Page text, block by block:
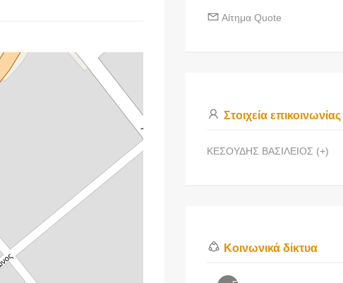
Αίτημα Quote
Στοιχεία επικοινωνίας
ΚΕΣΟΥΔΗΣ ΒΑΣΙΛΕΙΟΣ (+)
Κοινωνικά δίκτυα